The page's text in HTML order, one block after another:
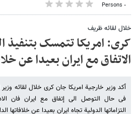
٠ Persons
خلال لقائه ظریف
کری: امریکا تتمسک بتنفیذ
الاتفاق مع ایران بعیدا عن
أکد وزیر خارجیة امریکا جان کری خلال لقائه
فی حال التوصل الی إتفاق مع ایران فان
التزاماتها الدولیة تجاه ایران بعیدا عن خلافاتها